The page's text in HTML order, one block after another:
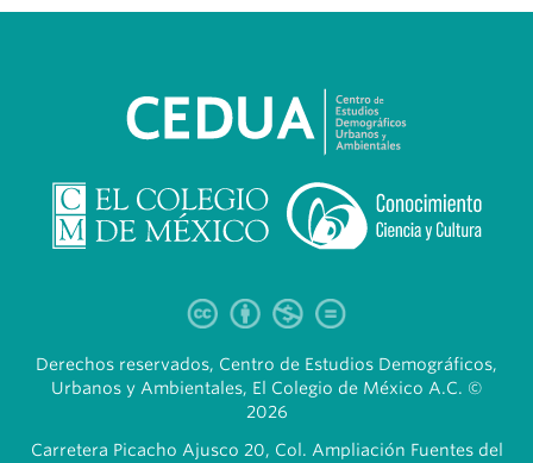
Derechos reservados, Centro de Estudios Demográficos,
Urbanos y Ambientales, El Colegio de México A.C. ©
2026
Carretera Picacho Ajusco 20, Col. Ampliación Fuentes del